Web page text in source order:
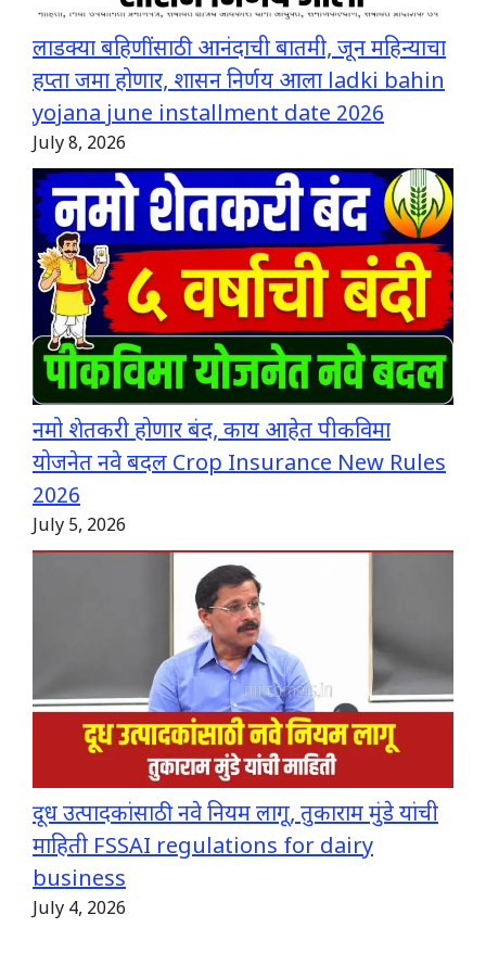
लाडक्या बहिणींसाठी आनंदाची बातमी, जून महिन्याचा
हप्ता जमा होणार, शासन निर्णय आला ladki bahin
yojana june installment date 2026
July 8, 2026
नमो शेतकरी होणार बंद, काय आहेत पीकविमा
योजनेत नवे बदल Crop Insurance New Rules
2026
July 5, 2026
दूध उत्पादकांसाठी नवे नियम लागू, तुकाराम मुंडे यांची
माहिती FSSAI regulations for dairy
business
July 4, 2026